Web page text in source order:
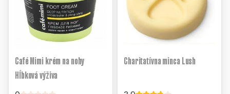
Café Mimi krém na nohy
Hĺbková výživa
Charitatívna minca Lush